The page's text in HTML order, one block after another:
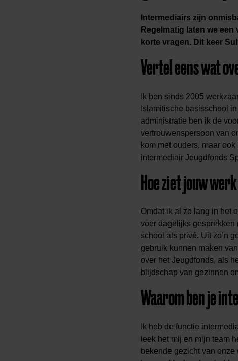
Intermediairs zijn
Regelmatig laten we
korte vragen. Dit keer
Vertel eens wat
Ik ben sinds 2005
Islamitische basisschool
administratie ben ik de
vertrouwenspersoon van
kom met ouders, maar
intermediair Jeugdfonds
Hoe ziet jouw
Omdat ik al zo lang in het
voer dagelijks gesprekken
school als privé. Uit zo’n
gebruik kunnen maken
over het Jeugdfonds, als
blijdschap van gezinnen
Waarom ben je
Ik heb de functie
leek het mij en mijn team
bekende gezicht van